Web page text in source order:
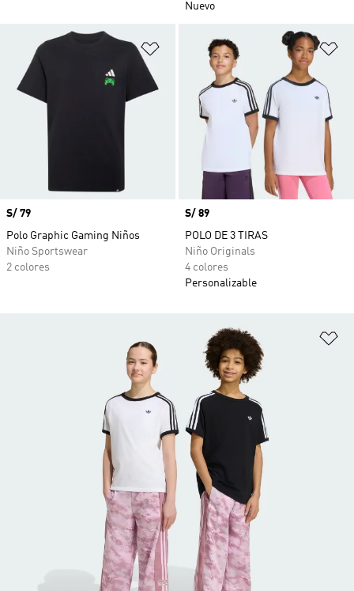
Nuevo
Añadir a la lista de deseos
Precio
S/ 79
Polo Graphic Gaming Niños
Niño Sportswear
2 colores
Precio
S/ 89
POLO DE 3 TIRAS
Niño Originals
4 colores
Personalizable